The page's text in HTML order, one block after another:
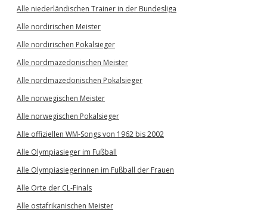
Alle niederländischen Trainer in der Bundesliga
Alle nordirischen Meister
Alle nordirischen Pokalsieger
Alle nordmazedonischen Meister
Alle nordmazedonischen Pokalsieger
Alle norwegischen Meister
Alle norwegischen Pokalsieger
Alle offiziellen WM-Songs von 1962 bis 2002
Alle Olympiasieger im Fußball
Alle Olympiasiegerinnen im Fußball der Frauen
Alle Orte der CL-Finals
Alle ostafrikanischen Meister